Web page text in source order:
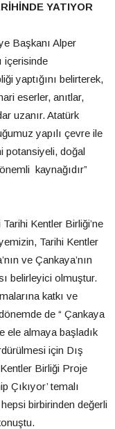
YATIYOR
Başkanı Alper
içerisinde
yaptığını belirterek,
eserler, anıtlar,
uzanır. Atatürk
yapılı çevre ile
potansiyeli, doğal
kaynağıdır”
Kentler Birliği’ne
Tarihi Kentler
ve Çankaya’nın
belirleyici olmuştur.
katkı ve
de “ Çankaya
ele almaya başladık
için Dış
Birliği Proje
Çıkıyor’ temalı
birbirinden değerli